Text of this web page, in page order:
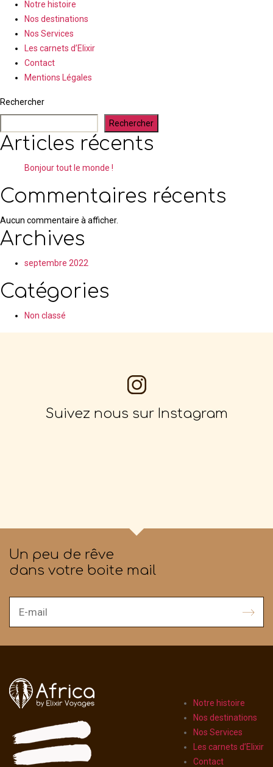
Notre histoire
Nos destinations
Nos Services
Les carnets d’Elixir
Contact
Mentions Légales
Rechercher
Rechercher
Articles récents
Bonjour tout le monde !
Commentaires récents
Aucun commentaire à afficher.
Archives
septembre 2022
Catégories
Non classé
Suivez nous sur Instagram
Notre histoire
Nos destinations
Nos Services
Les carnets d’Elixir
Contact
Un peu de rêve
dans votre boite mail